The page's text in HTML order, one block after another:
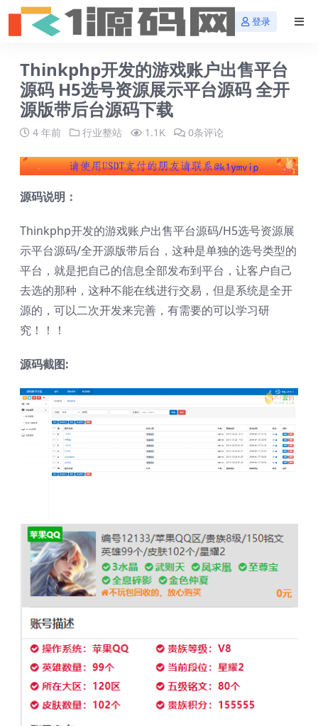
登录
Thinkphp开发的游戏账户出售平台
源码 H5选号资源展示平台源码 全开
源版带后台源码下载
4 年前 行业整站 1.1K 0条评论
源码说明：
Thinkphp开发的游戏账户出售平台源码/H5选号资源展
示平台源码/全开源版带后台，这种是单独的选号类型的
平台，就是把自己的信息全部发布到平台，让客户自己
去选的那种，这种不能在线进行交易，但是系统是全开
源的，可以二次开发来完善，有需要的可以学习研
究！！！
源码截图: